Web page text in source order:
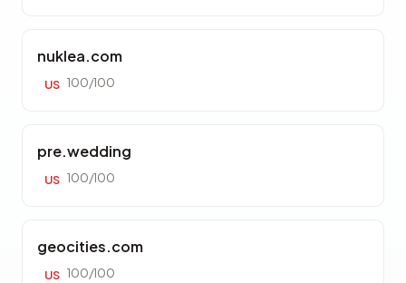
nuklea.com
US 100/100
pre.wedding
US 100/100
geocities.com
US 100/100